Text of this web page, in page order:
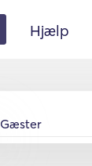
Hjælp
Gæster